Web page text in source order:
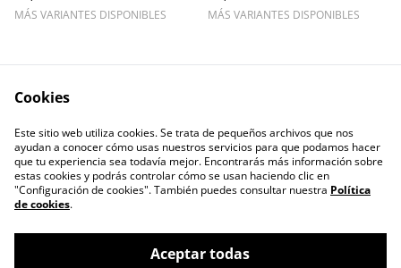
MÁS VARIANTES DISPONIBLES MÁS VARIANTES DISPONIBLES
Contacto
Aviso Legal
Política de Privacidad
Política de cookies
Cookies
Este sitio web utiliza cookies. Se trata de pequeños archivos que nos
ayudan a conocer cómo usas nuestros servicios para que podamos hacer
que tu experiencia sea todavía mejor. Encontrarás más información sobre
estas cookies y podrás controlar cómo se usan haciendo clic en
"Configuración de cookies". También puedes consultar nuestra Política
de cookies.
Aceptar todas